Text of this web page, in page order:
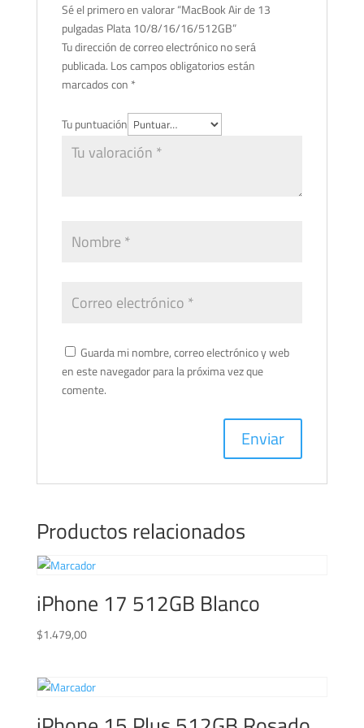
Sé el primero en valorar “MacBook Air de 13
pulgadas Plata 10/8/16/16/512GB”
Tu dirección de correo electrónico no será
publicada. Los campos obligatorios están
marcados con *
Tu puntuación
Guarda mi nombre, correo electrónico y web
en este navegador para la próxima vez que
comente.
Productos relacionados
iPhone 17 512GB Blanco
$1.479,00